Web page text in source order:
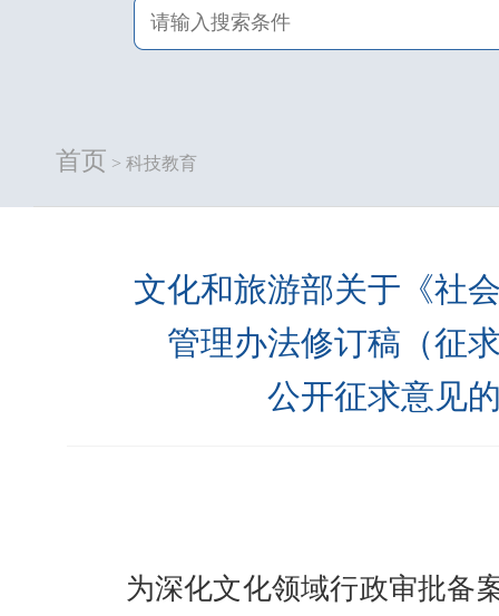
首页 > 科技教育
文化和旅游部关于《社
管理办法修订稿（征
公开征求意见
为深化文化领域行政审批备